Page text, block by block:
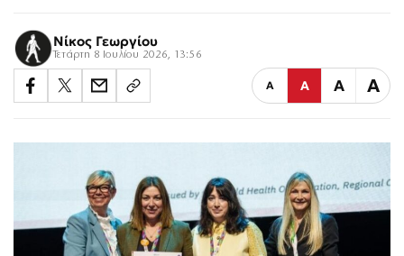
Νίκος Γεωργίου
Τετάρτη 8 Ιουλίου 2026, 13:56
Α Α Α Α